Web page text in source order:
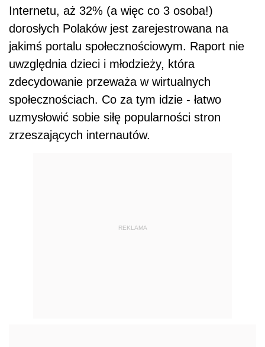
Internetu, aż 32% (a więc co 3 osoba!)
dorosłych Polaków jest zarejestrowana na
jakimś portalu społecznościowym. Raport nie
uwzględnia dzieci i młodzieży, która
zdecydowanie przeważa w wirtualnych
społecznościach. Co za tym idzie - łatwo
uzmysłowić sobie siłę popularności stron
zrzeszających internautów.
REKLAMA